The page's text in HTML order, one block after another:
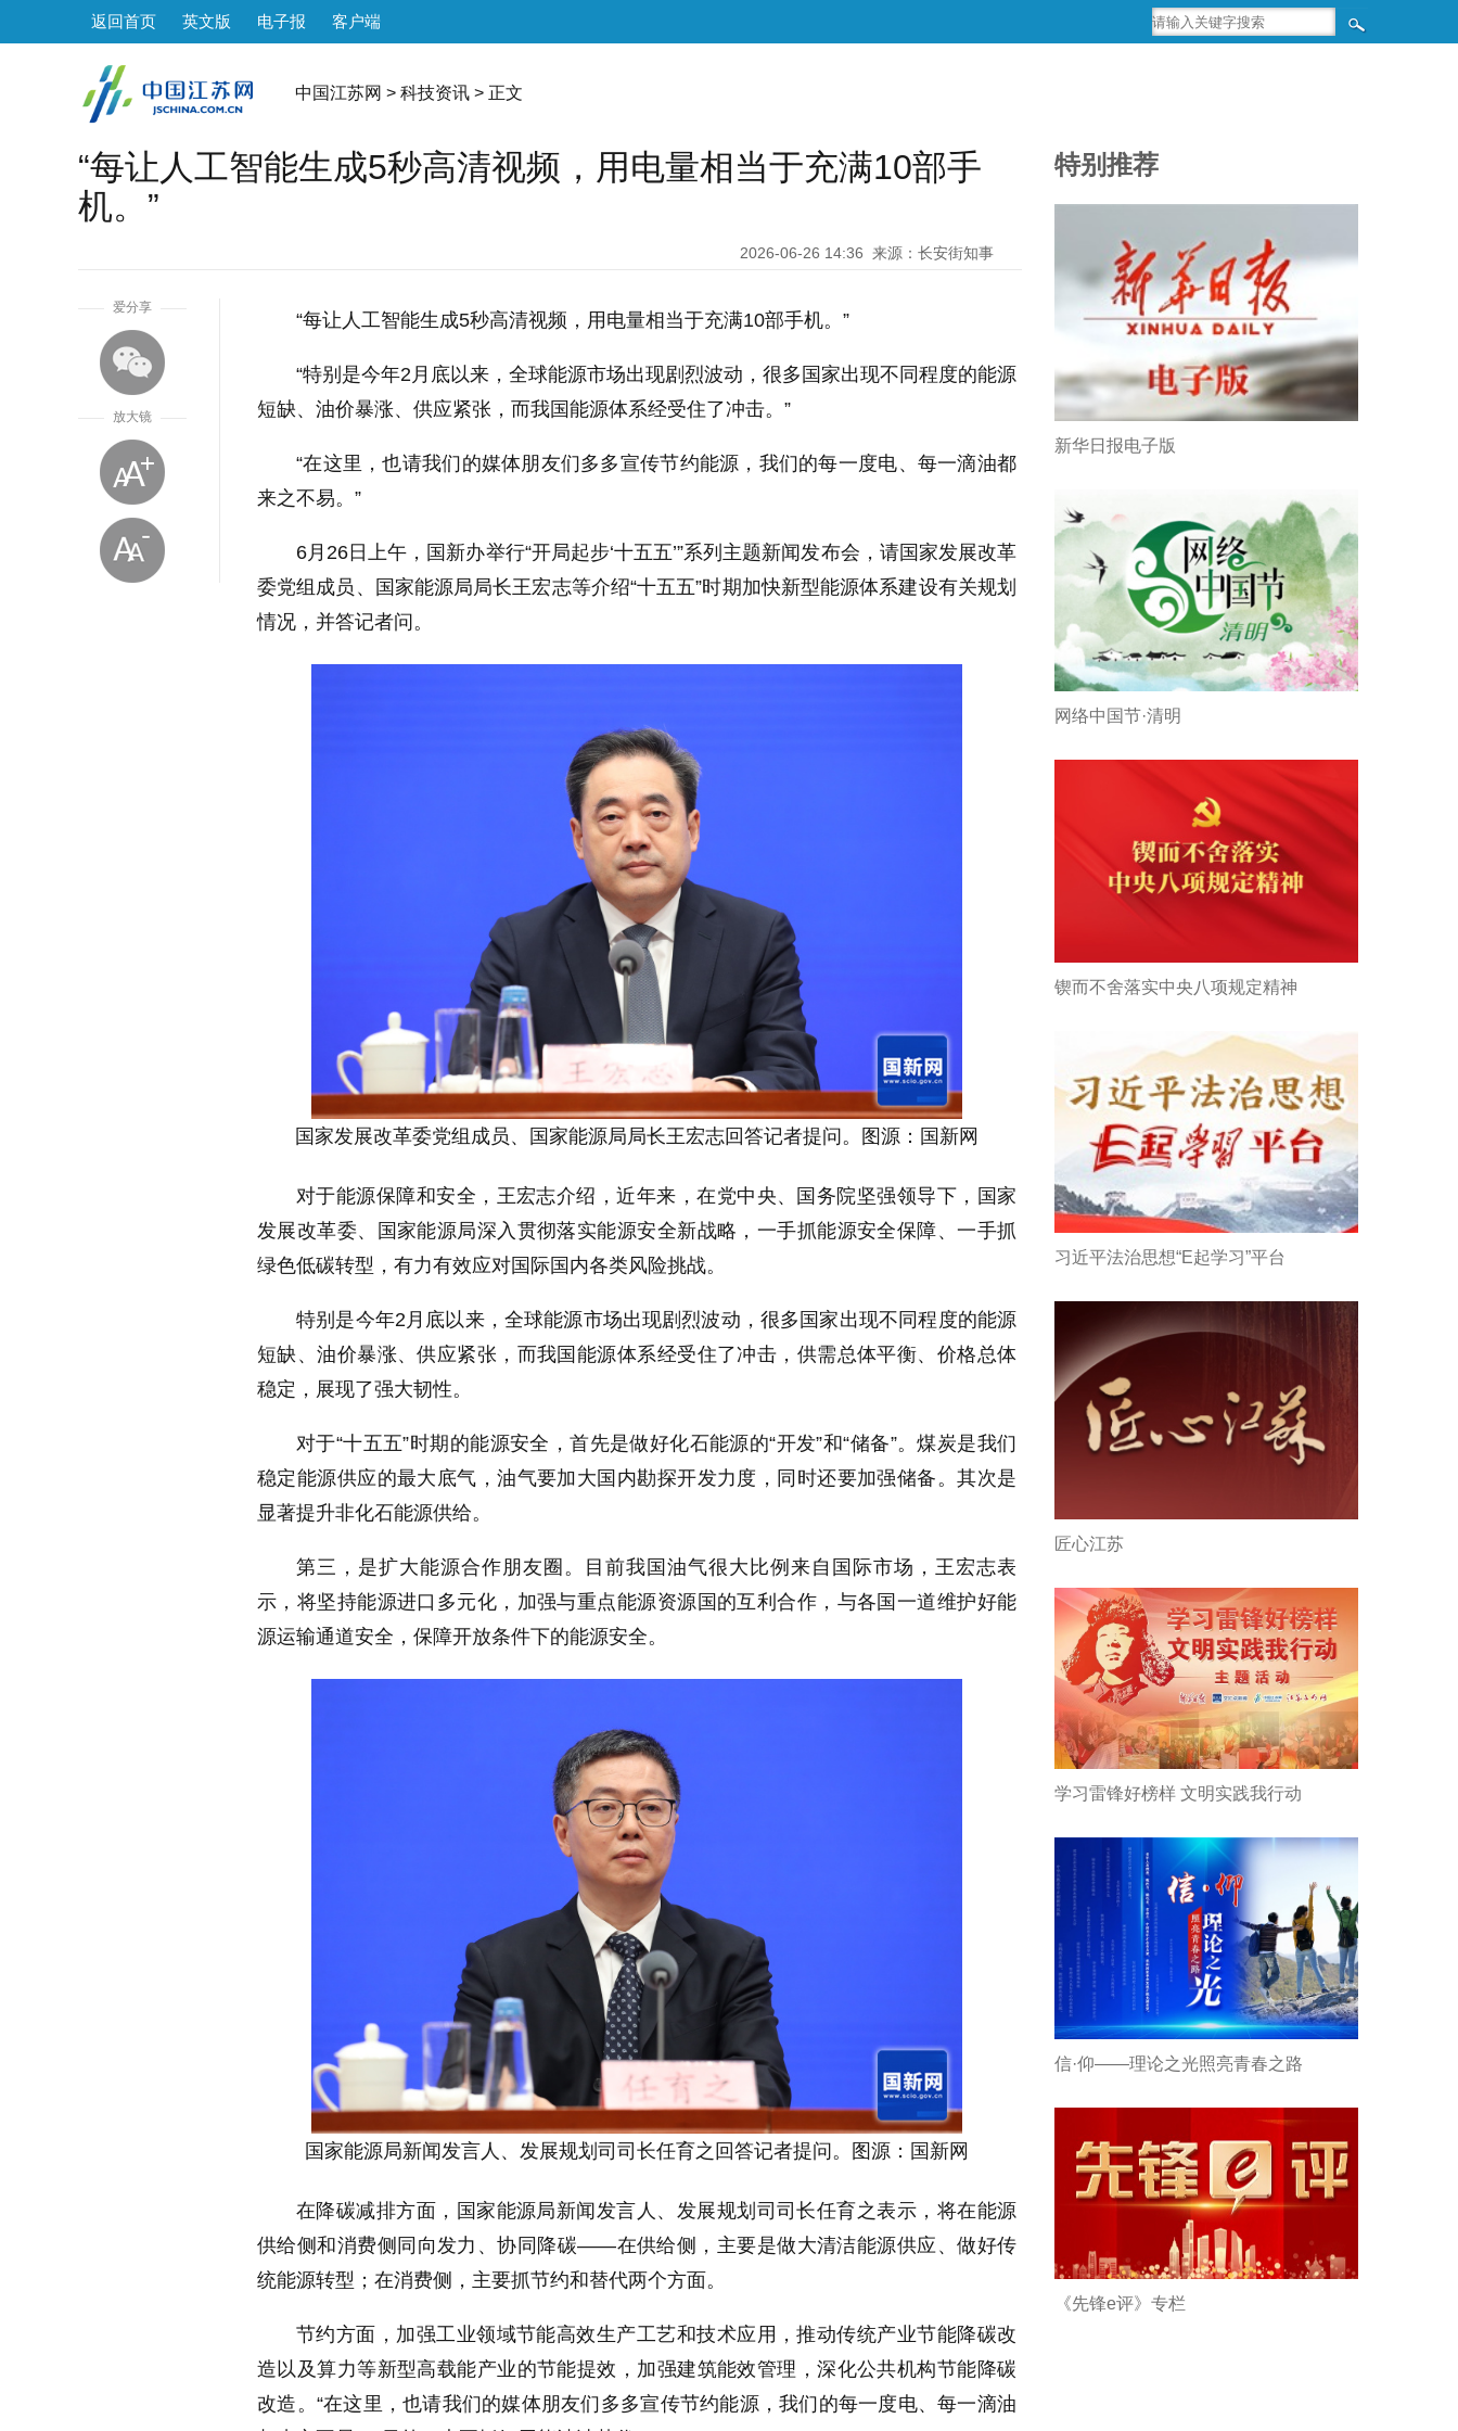
返回首页 英文版 电子报 客户端
中国江苏网 > 科技资讯 > 正文
“每让人工智能生成5秒高清视频，用电量相当于充满10部手
机。”
2026-06-26 14:36 来源：长安街知事
爱分享
放大镜
“每让人工智能生成5秒高清视频，用电量相当于充满10部手机。”
“特别是今年2月底以来，全球能源市场出现剧烈波动，很多国家出现不同程度的能源
短缺、油价暴涨、供应紧张，而我国能源体系经受住了冲击。”
“在这里，也请我们的媒体朋友们多多宣传节约能源，我们的每一度电、每一滴油都
来之不易。”
6月26日上午，国新办举行“开局起步‘十五五’”系列主题新闻发布会，请国家发展改革
委党组成员、国家能源局局长王宏志等介绍“十五五”时期加快新型能源体系建设有关规划
情况，并答记者问。
国家发展改革委党组成员、国家能源局局长王宏志回答记者提问。图源：国新网
对于能源保障和安全，王宏志介绍，近年来，在党中央、国务院坚强领导下，国家
发展改革委、国家能源局深入贯彻落实能源安全新战略，一手抓能源安全保障、一手抓
绿色低碳转型，有力有效应对国际国内各类风险挑战。
特别是今年2月底以来，全球能源市场出现剧烈波动，很多国家出现不同程度的能源
短缺、油价暴涨、供应紧张，而我国能源体系经受住了冲击，供需总体平衡、价格总体
稳定，展现了强大韧性。
对于“十五五”时期的能源安全，首先是做好化石能源的“开发”和“储备”。煤炭是我们
稳定能源供应的最大底气，油气要加大国内勘探开发力度，同时还要加强储备。其次是
显著提升非化石能源供给。
第三，是扩大能源合作朋友圈。目前我国油气很大比例来自国际市场，王宏志表
示，将坚持能源进口多元化，加强与重点能源资源国的互利合作，与各国一道维护好能
源运输通道安全，保障开放条件下的能源安全。
国家能源局新闻发言人、发展规划司司长任育之 回答记者提问。图源：国新网
在降碳减排方面，国家能源局新闻发言人、发展规划司司长任育之表示，将在能源
供给侧和消费侧同向发力、协同降碳——在供给侧，主要是做大清洁能源供应、做好传
统能源转型；在消费侧，主要抓节约和替代两个方面。
节约方面，加强工业领域节能高效生产工艺和技术应用，推动传统产业节能降碳改
造以及算力等新型高载能产业的节能提效，加强建筑能效管理，深化公共机构节能降碳
改造。“在这里，也请我们的媒体朋友们多多宣传节约能源，我们的每一度电、每一滴油
特别推荐
新华日报电子版
网络中国节·清明
锲而不舍落实中央八项规定精神
习近平法治思想“E起学习”平台
匠心江苏
学习雷锋好榜样 文明实践我行动
信·仰——理论之光照亮青春之路
《先锋e评》专栏